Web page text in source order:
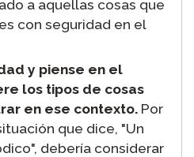
a aquellas cosas que
con seguridad en el
y piense en el
los tipos de cosas
en ese contexto. Por
que dice, "Un
debería considerar